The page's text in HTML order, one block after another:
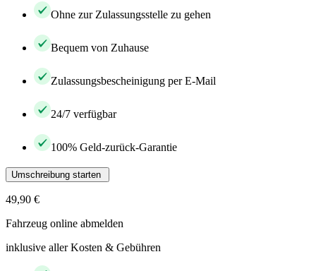
Ohne zur Zulassungsstelle zu gehen
Bequem von Zuhause
Zulassungsbescheinigung per E-Mail
24/7 verfügbar
100% Geld-zurück-Garantie
Umschreibung starten
49,90 €
Fahrzeug online abmelden
inklusive aller Kosten & Gebühren